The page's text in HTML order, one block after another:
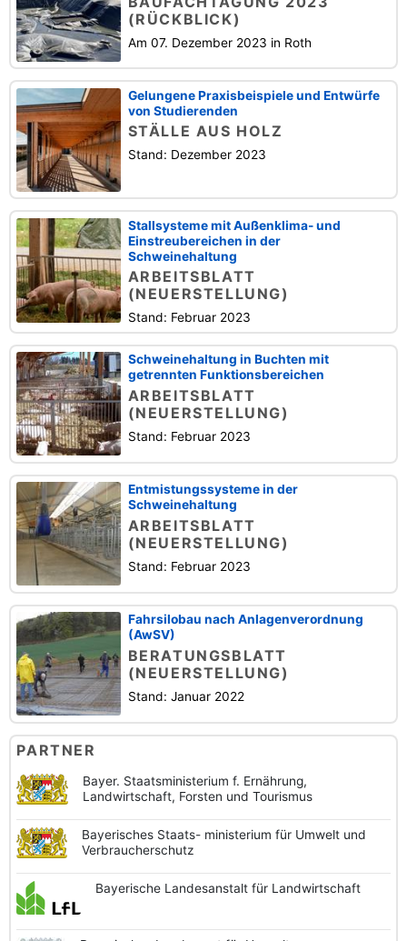
(RÜCKBLICK)
Am 07. Dezember 2023 in Roth
Gelungene Praxisbeispiele und Entwürfe
von Studierenden
STÄLLE AUS HOLZ
Stand: Dezember 2023
Stallsysteme mit Außenklima- und
Einstreubereichen in der
Schweinehaltung
ARBEITSBLATT
(NEUERSTELLUNG)
Stand: Februar 2023
Schweinehaltung in Buchten mit
getrennten Funktionsbereichen
ARBEITSBLATT
(NEUERSTELLUNG)
Stand: Februar 2023
Entmistungssysteme in der
Schweinehaltung
ARBEITSBLATT
(NEUERSTELLUNG)
Stand: Februar 2023
Fahrsilobau nach Anlagenverordnung
(AwSV)
BERATUNGSBLATT
(NEUERSTELLUNG)
Stand: Januar 2022
PARTNER
Bayer. Staatsministerium f. Ernährung,
Landwirtschaft, Forsten und Tourismus
Bayerisches Staats- ministerium für Umwelt und
Verbraucherschutz
Bayerische Landesanstaltfür Landwirtschaft